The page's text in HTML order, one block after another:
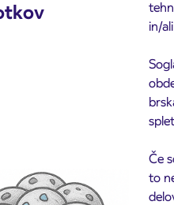
in/
Če
to
povezujejo Kranj s Podrečo,
, še vedno
Potnik bo v tem
izdal evidenčni listek.
, da bodo
mestni potniški promet.
preko celega leta
50-odstotni popust, kar